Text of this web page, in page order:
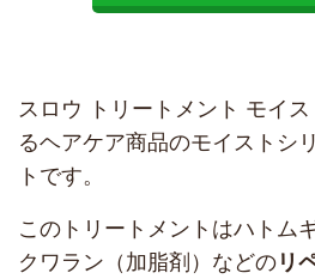
スロウ トリートメント モイ
るヘアケア商品のモイストシ
トです。
このトリートメントはハトム
クワラン（加脂剤）などのリ